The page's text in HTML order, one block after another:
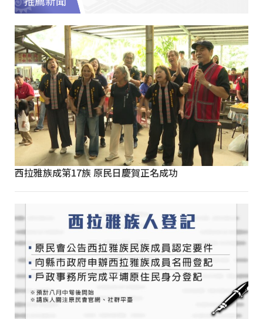
西拉雅族成第17族 原民日慶賀正名成功